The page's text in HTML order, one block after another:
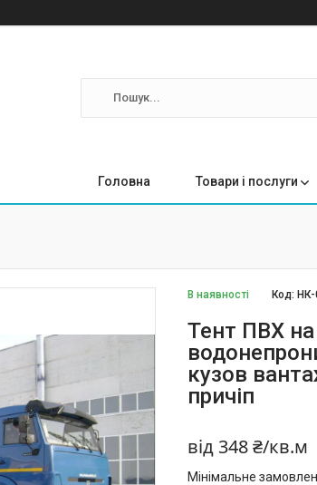
Головна Товари і послуги
В наявності Код: НК-
Тент ПВХ
кузов
причіп
від 348 ₴/кв.м
Мінімальне